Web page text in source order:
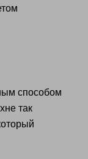
способом
так